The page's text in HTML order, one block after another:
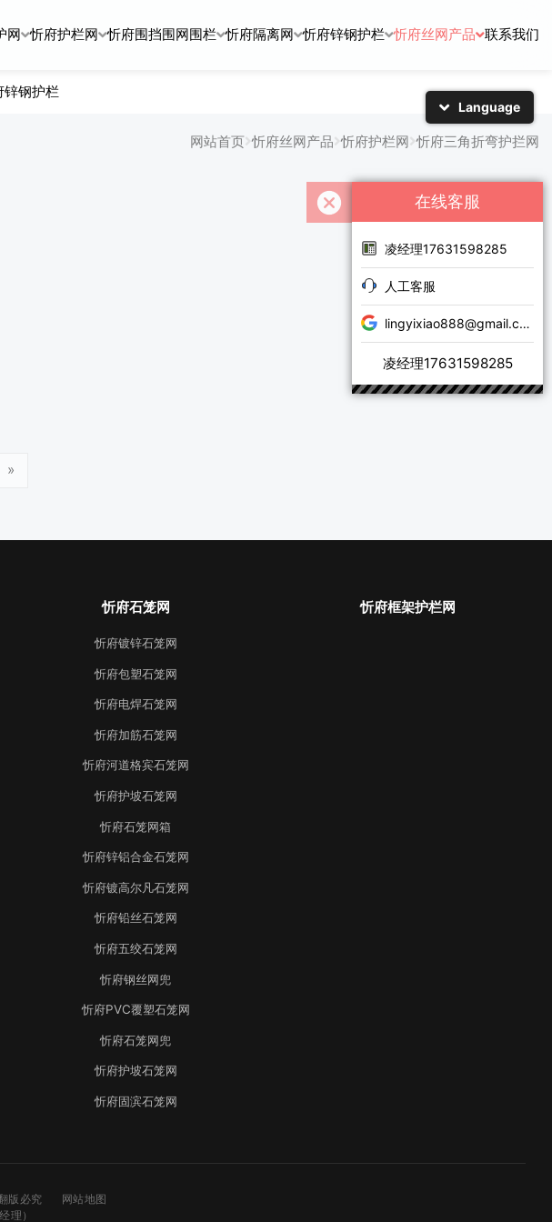
网 忻府护栏网 忻府围挡围网围栏 忻府隔离网 忻府锌钢护栏 忻府丝网产品 联系我们
锌钢护栏
网站首页 忻府丝网产品 忻府护栏网 忻府三角折弯护拦网
»
忻府石笼网
忻府镀锌石笼网
忻府包塑石笼网
忻府电焊石笼网
忻府加筋石笼网
忻府河道格宾石笼网
忻府护坡石笼网
忻府石笼网箱
忻府锌铝合金石笼网
忻府镀高尔凡石笼网
忻府铅丝石笼网
忻府五绞石笼网
忻府钢丝网兜
忻府PVC覆塑石笼网
忻府石笼网兜
忻府护坡石笼网
忻府固滨石笼网
忻府框架护栏网
翻版必究
网站地图
理）
在线客服
凌经理17631598285
人工客服
lingyixiao888@gmail.com
凌经理17631598285
Language
日本語
한국어